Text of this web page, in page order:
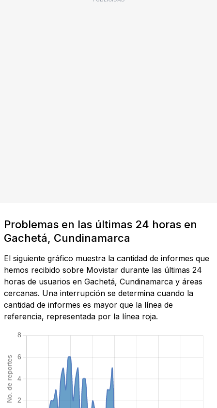
Problemas en las últimas 24 horas en
Gachetá, Cundinamarca
El siguiente gráfico muestra la cantidad de informes que
hemos recibido sobre Movistar durante las últimas 24
horas de usuarios en Gachetá, Cundinamarca y áreas
cercanas. Una interrupción se determina cuando la
cantidad de informes es mayor que la línea de
referencia, representada por la línea roja.